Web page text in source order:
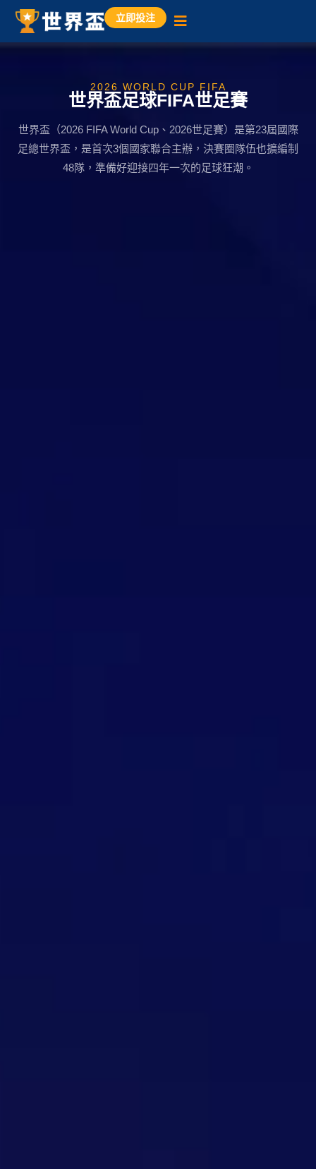
立即投注
2026 WORLD CUP FIFA
世界盃足球FIFA世足賽
世界盃（2026 FIFA World Cup、2026世足賽）是第23屆國際
足總世界盃，是首次3個國家聯合主辦，決賽圈隊伍也擴編制
48隊，準備好迎接四年一次的足球狂潮。